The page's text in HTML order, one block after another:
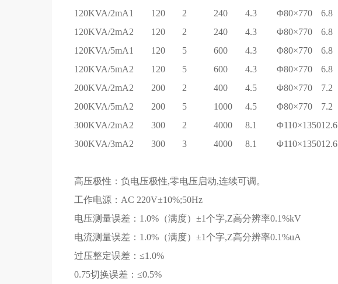
120KVA/2mA1 120 2 240 4.3 Φ80×770 6.8
120KVA/2mA2 120 2 240 4.3 Φ80×770 6.8
120KVA/5mA1 120 5 600 4.3 Φ80×770 6.8
120KVA/5mA2 120 5 600 4.3 Φ80×770 6.8
200KVA/2mA2 200 2 400 4.5 Φ80×770 7.2
200KVA/5mA2 200 5 1000 4.5 Φ80×770 7.2
300KVA/2mA2 300 2 4000 8.1 Φ110×135012.6
300KVA/3mA2 300 3 4000 8.1 Φ110×135012.6
高压极性：负电压极性,零电压启动,连续可调。
工作电源：AC 220V±10%;50Hz
电压测量误差：1.0%（满度）±1个字,Z高分辨率0.1%kV
电流测量误差：1.0%（满度）±1个字,Z高分辨率0.1%uA
过压整定误差：≤1.0%
0.75切换误差：≤0.5%